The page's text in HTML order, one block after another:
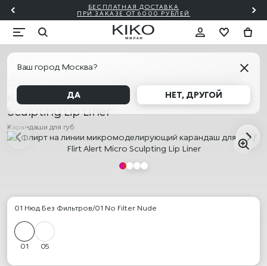
✨
БЕСПЛАТНАЯ ДОСТАВКА
ПРИ ЗАКАЗЕ ОТ 6000 РУБЛЕЙ
Ваш город Москва?
ДА НЕТ, ДРУГОЙ
Флирт на линии микромоделирующий
карандаш для губ / Flirt Alert Micro
Sculpting Lip Liner
Карандаши для губ
01 Нюд Без Фильтров/01 No Filter Nude
01 05